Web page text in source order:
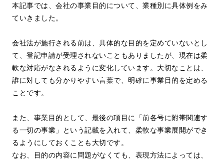
本記事では、会社の事業目的について、業種別に具体例をみ
ていきました。
会社法が施行される前は、具体的な目的を定めていないとし
て、登記申請が受理されないこともありましたが、現在は柔
軟な対応がなされるように変化しています。大切なことは、
誰に対しても分かりやすい言葉で、明確に事業目的を定める
ことです。
また、事業目的として、最後の項目に「前各号に附帯関連す
る一切の事業」という記載を入れて、柔軟な事業展開ができ
るようにしておくことも大切です。
なお、目的の内容に問題がなくても、表現方法によっては、